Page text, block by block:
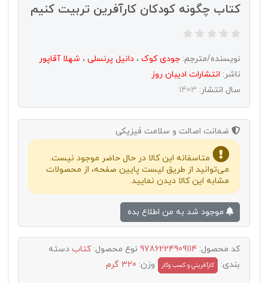
کتاب چگونه کودکان کارآفرین تربیت کنیم
نویسنده/مترجم: جودی کوک ، دانیل پرنسلی ، شهلا آقاپور
ناشر: انتشارات اديبان روز
سال انتشار: 1403
ضمانت اصالت و سلامت فیزیکی
متاسفانه این کالا در حال حاضر موجود نیست.
می‌توانید از طریق لیست پایین صفحه، از محصولات
مشابه این کالا دیدن نمایید.
کد محصول: 9786224909114 نوع محصول:کتاب دسته
بندی:
کارآفريني و کسب وکار وزن: 320 گرم